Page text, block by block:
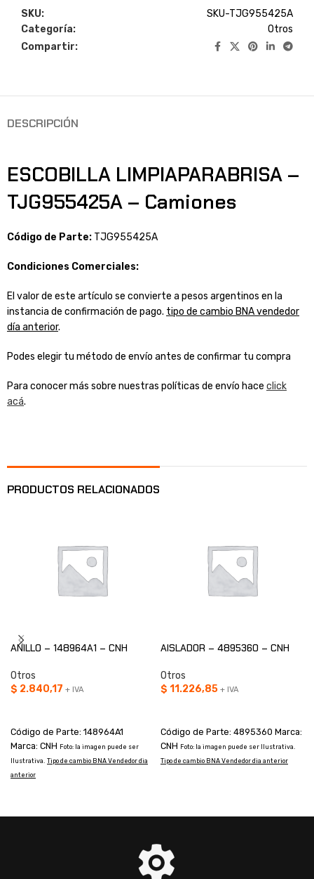
SKU:
SKU-TJG955425A
Categoría:
Otros
Compartir:
DESCRIPCIÓN
ESCOBILLA LIMPIAPARABRISA –
TJG955425A – Camiones
Código de Parte: TJG955425A
Condiciones Comerciales:
El valor de este artículo se convierte a pesos argentinos en la
instancia de confirmación de pago. tipo de cambio BNA vendedor
día anterior.
Podes elegir tu método de envío antes de confirmar tu compra
Para conocer más sobre nuestras políticas de envío hace click
acá.
PRODUCTOS RELACIONADOS
ANILLO – 148964A1 – CNH
Otros
$ 2.840,17 + IVA
Código de Parte: 148964A1
Marca: CNH Foto: la imagen puede ser
Ilustrativa. Tipo de cambio BNA Vendedor dia
anterior
AISLADOR – 4895360 – CNH
Otros
$ 11.226,85 + IVA
Código de Parte: 4895360 Marca:
CNH Foto: la imagen puede ser Ilustrativa.
Tipo de cambio BNA Vendedor dia anterior